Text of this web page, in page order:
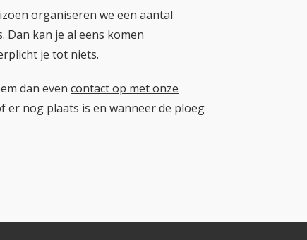
organiseren we een aantal
Dan kan je al eens komen
je tot niets.
dan even contact op met onze
er nog plaats is en wanneer de ploeg